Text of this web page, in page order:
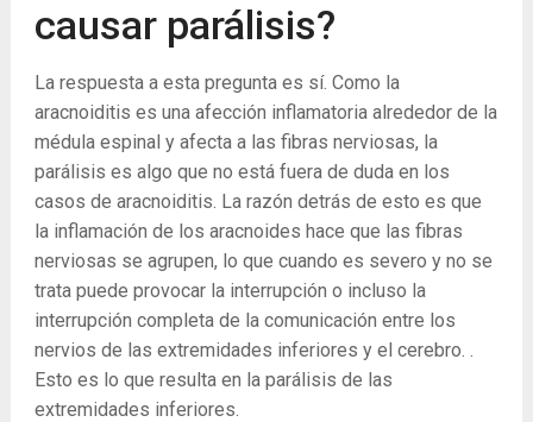
causar parálisis?
La respuesta a esta pregunta es sí. Como la
aracnoiditis es una afección inflamatoria alrededor de la
médula espinal y afecta a las fibras nerviosas, la
parálisis es algo que no está fuera de duda en los
casos de aracnoiditis. La razón detrás de esto es que
la inflamación de los aracnoides hace que las fibras
nerviosas se agrupen, lo que cuando es severo y no se
trata puede provocar la interrupción o incluso la
interrupción completa de la comunicación entre los
nervios de las extremidades inferiores y el cerebro. .
Esto es lo que resulta en la parálisis de las
extremidades inferiores.